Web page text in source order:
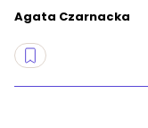
Agata Czarnacka